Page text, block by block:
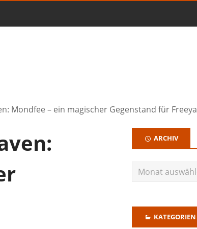
Mondfee – ein magischer Gegenstand für Freeya
ARCHIV
KATEGORIEN